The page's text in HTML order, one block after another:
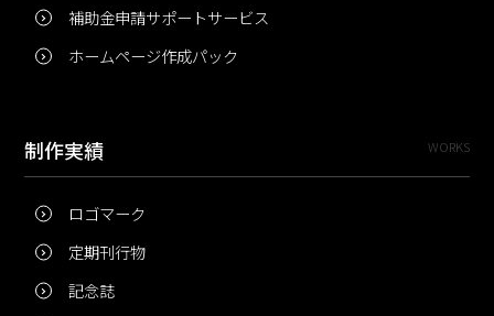
補助金申請サポートサービス
ホームページ作成パック
制作実績 WORKS
ロゴマーク
定期刊行物
記念誌